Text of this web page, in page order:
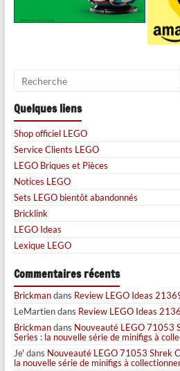
Quelques liens
Shop officiel LEGO
Service Clients LEGO
LEGO Briques et Pièces
Notices LEGO
Sets LEGO bientôt abandonnés
Bricklink
LEGO Ideas
Lexique LEGO
Commentaires récents
Brickmandans Review LEGO Ideas
LeMartiendans Review LEGO Ideas
Brickmandans Nouveauté LEGO 71053
Series : la nouvelle série de minifigs à
Je' dans Nouveauté LEGO 71053 Shrek
la nouvelle série de minifigs à